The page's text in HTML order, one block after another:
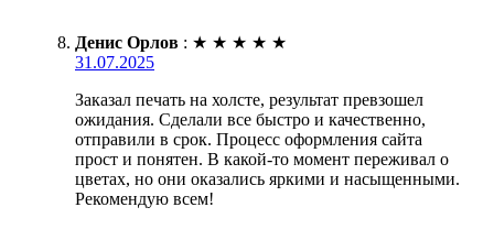
Денис Орлов : ★ ★ ★ ★ ★
31.07.2025
Заказал печать на холсте, результат превзошел
ожидания. Сделали все быстро и качественно,
отправили в срок. Процесс оформления сайта
прост и понятен. В какой-то момент переживал о
цветах, но они оказались яркими и насыщенными.
Рекомендую всем!